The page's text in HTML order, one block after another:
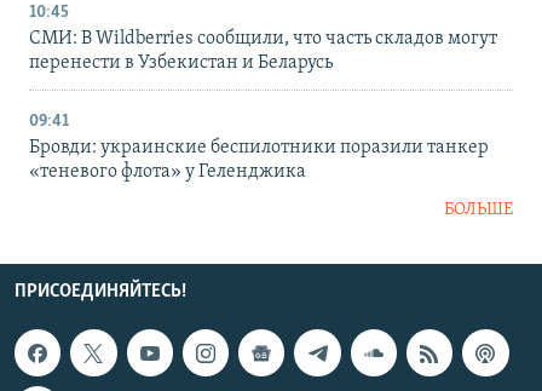
10:45
СМИ: В Wildberries сообщили, что часть складов могут
перенести в Узбекистан и Беларусь
09:41
Бровди: украинские беспилотники поразили танкер
«теневого флота» у Геленджика
БОЛЬШЕ
ПРИСОЕДИНЯЙТЕСЬ!